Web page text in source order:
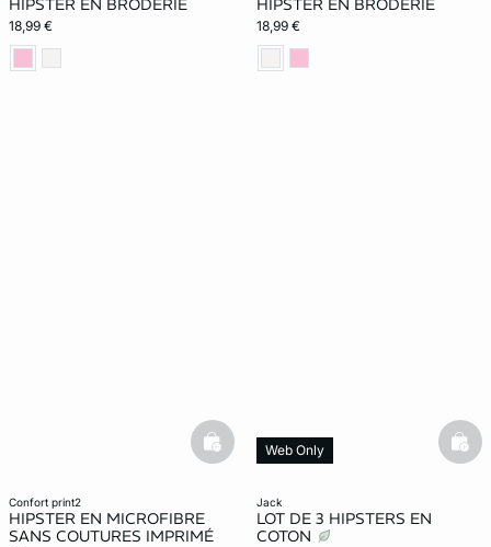
HIPSTER EN BRODERIE
18,99 €
HIPSTER EN BRODERIE
18,99 €
confort print2
HIPSTER EN MICROFIBRE
SANS COUTURES IMPRIMÉ
basketfull
jack
LOT DE 3 HIPSTERS EN
COTON
Web Only